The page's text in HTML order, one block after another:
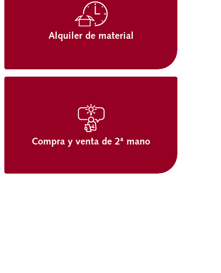
Alquiler de material
Compra y venta de 2ª mano